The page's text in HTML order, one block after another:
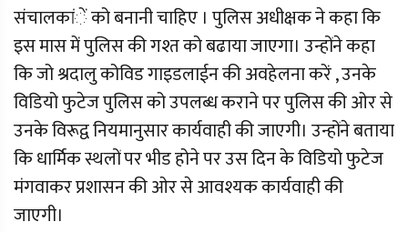
संचालकांें को बनानी चाहिए । पुलिस अधीक्षक ने कहा कि
इस मास में पुलिस की गश्त को बढाया जाएगा। उन्होंने कहा
कि जो श्रदालु कोविड गाइडलाईन की अवहेलना करें , उनके
विडियो फुटेज पुलिस को उपलब्ध कराने पर पुलिस की ओर से
उनके विरूद्व नियमानुसार कार्यवाही की जाएगी। उन्होंने बताया
कि धार्मिक स्थलों पर भीड होने पर उस दिन के विडियो फुटेज
मंगवाकर प्रशासन की ओर से आवश्यक कार्यवाही की
जाएगी।